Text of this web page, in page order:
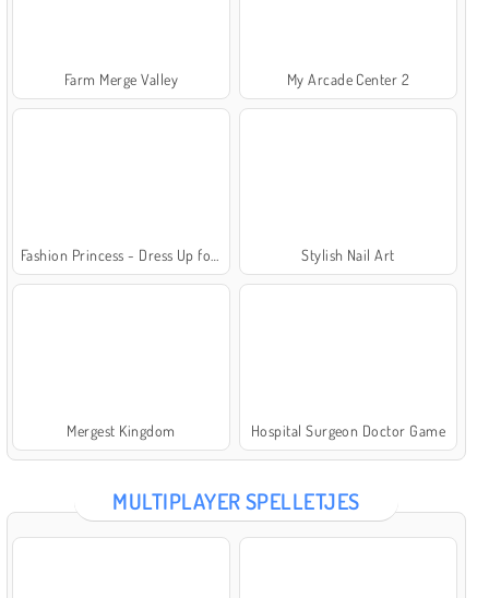
Farm Merge Valley My Arcade Center 2
Stylish Nail Art
Mergest Kingdom Hospital Surgeon Doctor Game
MULTIPLAYER SPELLETJES